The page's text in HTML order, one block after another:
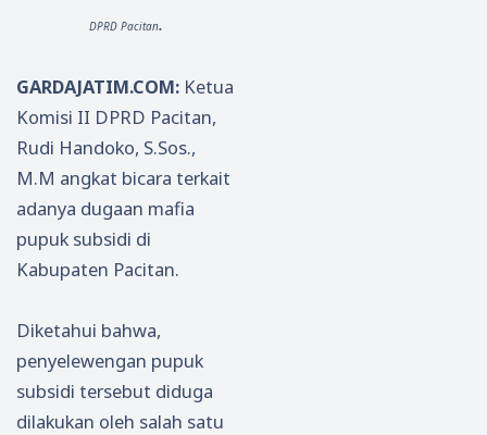
DPRD Pacitan.
GARDAJATIM.COM: Ketua
Komisi II DPRD Pacitan,
Rudi Handoko, S.Sos.,
M.M angkat bicara terkait
adanya dugaan mafia
pupuk subsidi di
Kabupaten Pacitan.
Diketahui bahwa,
penyelewengan pupuk
subsidi tersebut diduga
dilakukan oleh salah satu